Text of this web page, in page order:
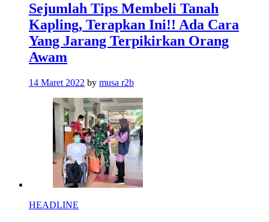
Sejumlah Tips Membeli Tanah
Kapling, Terapkan Ini!! Ada Cara
Yang Jarang Terpikirkan Orang
Awam
14 Maret 2022 by musa r2b
HEADLINE